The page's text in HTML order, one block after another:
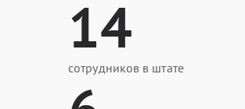
14
сотрудников в штате